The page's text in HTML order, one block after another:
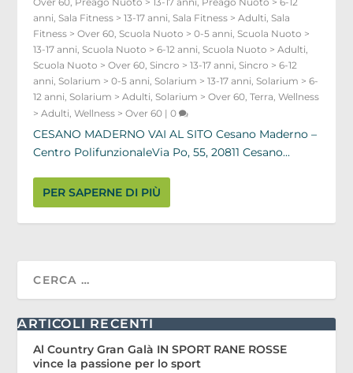
anni ,Sala Fitness > 13-17 anni ,Sala Fitness > Adulti ,Sala
Fitness > Over 60 ,Scuola Nuoto > 0-5 anni ,Scuola Nuoto >
13-17 anni ,Scuola Nuoto > 6-12 anni ,Scuola Nuoto > Adulti
Scuola Nuoto > Over 60 ,Sincro > 13-17 anni ,Sincro > 6-12
anni ,Solarium > 0-5 anni ,Solarium > 13-17 anni ,Solarium > 6-
12 anni ,Solarium > Adulti ,Solarium > Over 60 ,Terra ,Wellness
> Adulti ,Wellness > Over 60 |0
CESANO MADERNO VAI AL SITO Cesano Maderno –
Centro PolifunzionaleVia Po, 55, 20811 Cesano...
PER SAPERNE DI PIÙ
ARTICOLI RECENTI
Al Country Gran Galà IN SPORT RANE ROSSE
vince la passione per lo sport